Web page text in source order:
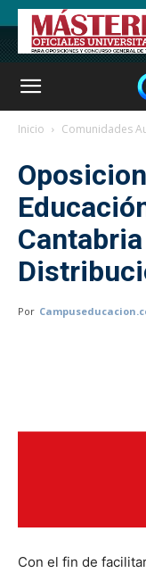
Inicio Comunidades
Por
Con el fin de